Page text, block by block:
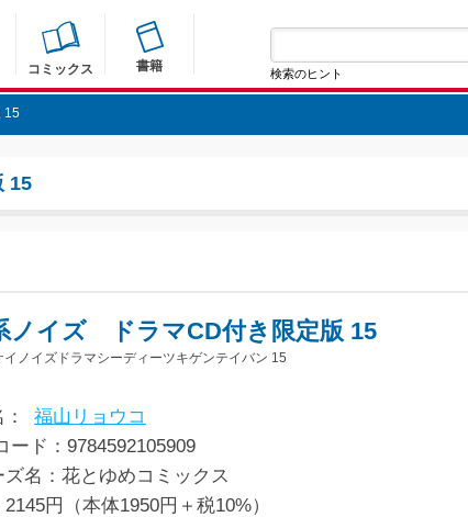
コミックス 書籍 検索のヒント
15
15
ノイズ ドラマCD付き限定版 15
イノイズドラマシーディーツキゲンテイバン 15
福山リョウコ
ード：9784592105909
ズ名：花とゆめコミックス
円（本体1950円＋税10%）